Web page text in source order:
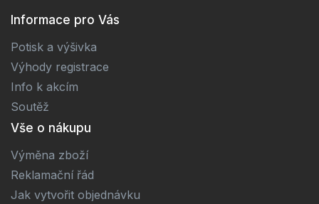
Informace pro Vás
Potisk a výšivka
Výhody registrace
Info k akcím
Soutěž
Vše o nákupu
Výměna zboží
Reklamační řád
Jak vytvořit objednávku